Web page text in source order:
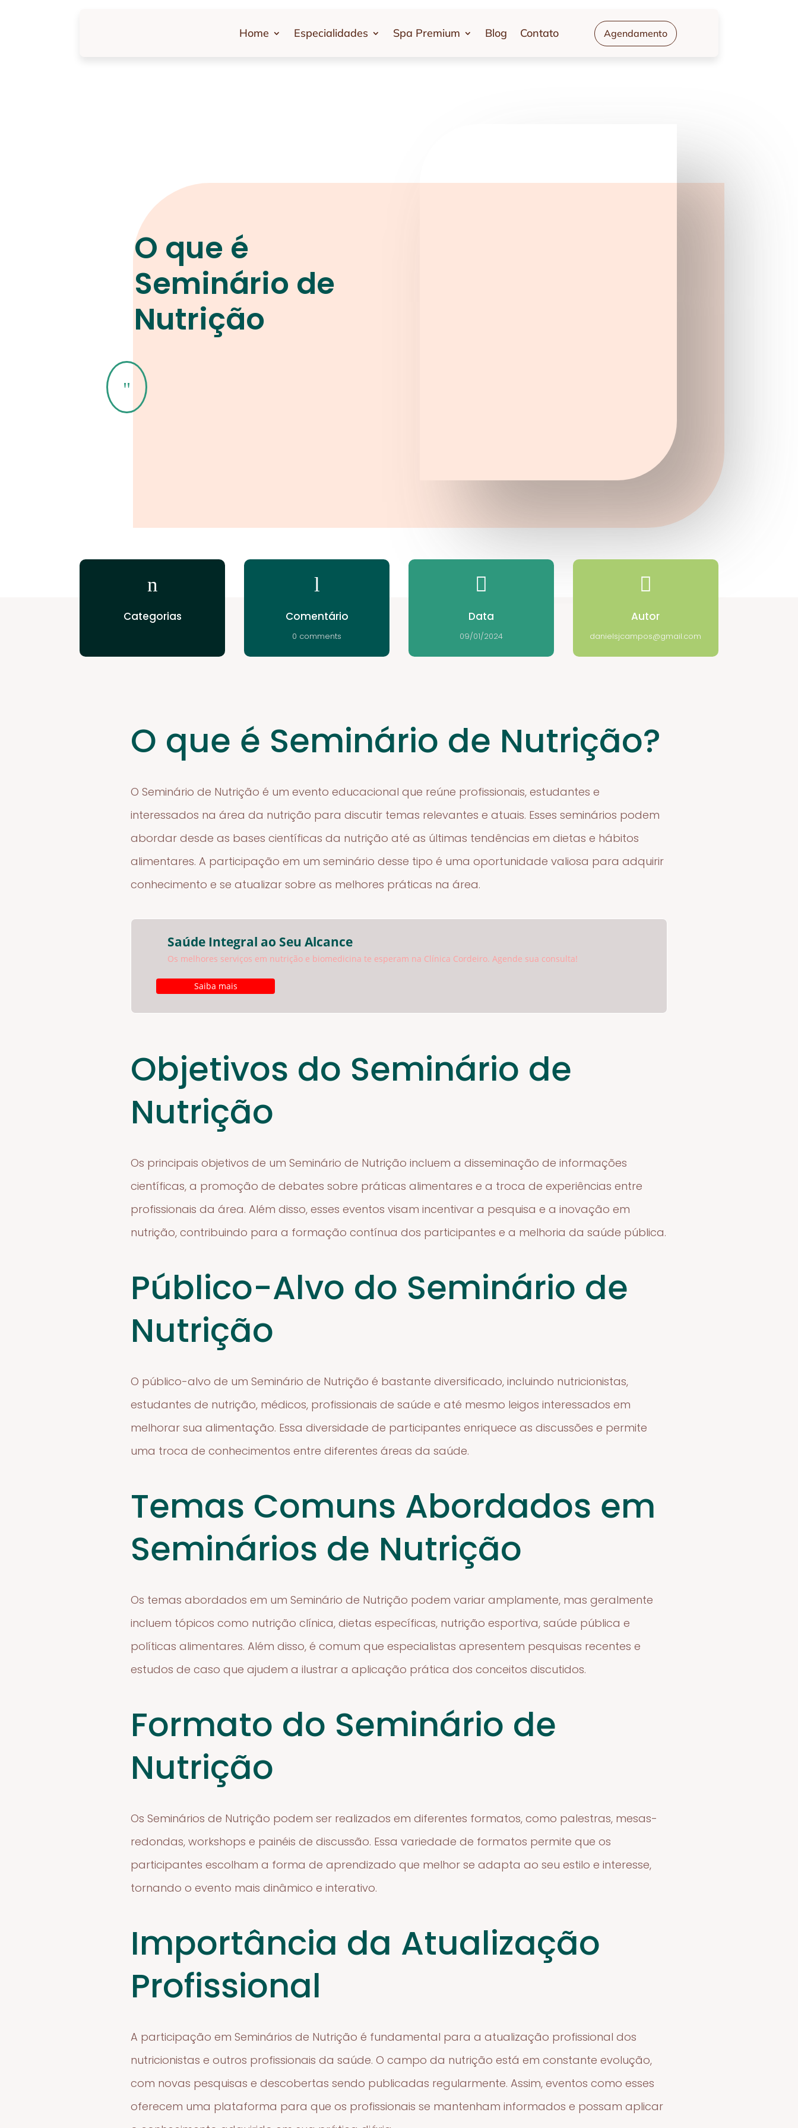
Home Especialidades Spa Premium Blog Contato Agendamento
O que é
Seminário de
Nutrição
"
n
Categorias
l
Comentário
0 comments

Data
09/01/2024

Autor
danielsjcampos@gmail.com
O que é Seminário de Nutrição?
O Seminário de Nutrição é um evento educacional que reúne profissionais, estudantes e
interessados na área da nutrição para discutir temas relevantes e atuais. Esses seminários podem
abordar desde as bases científicas da nutrição até as últimas tendências em dietas e hábitos
alimentares. A participação em um seminário desse tipo é uma oportunidade valiosa para adquirir
conhecimento e se atualizar sobre as melhores práticas na área.
Saúde Integral ao Seu Alcance
Os melhores serviços em nutrição e biomedicina te esperam na Clínica Cordeiro. Agende sua consulta!
Saiba mais
Objetivos do Seminário de
Nutrição
Os principais objetivos de um Seminário de Nutrição incluem a disseminação de informações
científicas, a promoção de debates sobre práticas alimentares e a troca de experiências entre
profissionais da área. Além disso, esses eventos visam incentivar a pesquisa e a inovação em
nutrição, contribuindo para a formação contínua dos participantes e a melhoria da saúde pública.
Público-Alvo do Seminário de
Nutrição
O público-alvo de um Seminário de Nutrição é bastante diversificado, incluindo nutricionistas,
estudantes de nutrição, médicos, profissionais de saúde e até mesmo leigos interessados em
melhorar sua alimentação. Essa diversidade de participantes enriquece as discussões e permite
uma troca de conhecimentos entre diferentes áreas da saúde.
Temas Comuns Abordados em
Seminários de Nutrição
Os temas abordados em um Seminário de Nutrição podem variar amplamente, mas geralmente
incluem tópicos como nutrição clínica, dietas específicas, nutrição esportiva, saúde pública e
políticas alimentares. Além disso, é comum que especialistas apresentem pesquisas recentes e
estudos de caso que ajudem a ilustrar a aplicação prática dos conceitos discutidos.
Formato do Seminário de
Nutrição
Os Seminários de Nutrição podem ser realizados em diferentes formatos, como palestras, mesas-
redondas, workshops e painéis de discussão. Essa variedade de formatos permite que os
participantes escolham a forma de aprendizado que melhor se adapta ao seu estilo e interesse,
tornando o evento mais dinâmico e interativo.
Importância da Atualização
Profissional
A participação em Seminários de Nutrição é fundamental para a atualização profissional dos
nutricionistas e outros profissionais da saúde. O campo da nutrição está em constante evolução,
com novas pesquisas e descobertas sendo publicadas regularmente. Assim, eventos como esses
oferecem uma plataforma para que os profissionais se mantenham informados e possam aplicar